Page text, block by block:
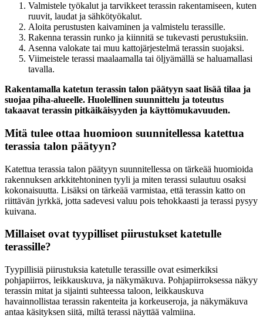
Valmistele työkalut ja tarvikkeet terassin rakentamiseen, kuten
ruuvit, laudat ja sähkötyökalut.
Aloita perustusten kaivaminen ja valmistelu terassille.
Rakenna terassin runko ja kiinnitä se tukevasti perustuksiin.
Asenna valokate tai muu kattojärjestelmä terassin suojaksi.
Viimeistele terassi maalaamalla tai öljyämällä se haluamallasi
tavalla.
Rakentamalla katetun terassin talon päätyyn saat lisää tilaa ja
suojaa piha-alueelle. Huolellinen suunnittelu ja toteutus
takaavat terassin pitkäikäisyyden ja käyttömukavuuden.
Mitä tulee ottaa huomioon suunnitellessa katettua
terassia talon päätyyn?
Katettua terassia talon päätyyn suunnitellessa on tärkeää huomioida
rakennuksen arkkitehtoninen tyyli ja miten terassi sulautuu osaksi
kokonaisuutta. Lisäksi on tärkeää varmistaa, että terassin katto on
riittävän jyrkkä, jotta sadevesi valuu pois tehokkaasti ja terassi pysyy
kuivana.
Millaiset ovat tyypilliset piirustukset katetulle
terassille?
Tyypillisiä piirustuksia katetulle terassille ovat esimerkiksi
pohjapiirros, leikkauskuva, ja näkymäkuva. Pohjapiirroksessa näkyy
terassin mitat ja sijainti suhteessa taloon, leikkauskuva
havainnollistaa terassin rakenteita ja korkeuseroja, ja näkymäkuva
antaa käsityksen siitä, miltä terassi näyttää valmiina.